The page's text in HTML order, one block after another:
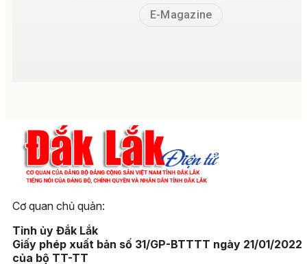
E-Magazine
Cơ quan chủ quản:
Tỉnh ủy Đắk Lắk
Giấy phép xuất bản số 31/GP-BTTTT ngày 21/01/2022
của bộ TT-TT